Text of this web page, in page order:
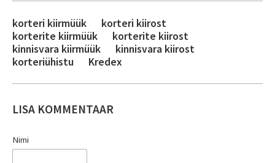
korteri kiirmüük
korteri kiirost
korterite kiirmüük
korterite kiirost
kinnisvara kiirmüük
kinnisvara kiirost
korteriühistu
Kredex
LISA KOMMENTAAR
Nimi